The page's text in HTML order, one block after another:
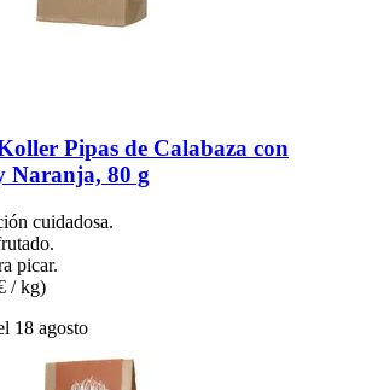
Pipas de Calabaza con
Naranja, 80 g
cuidadosa.
picar.
/ kg)
18 agosto